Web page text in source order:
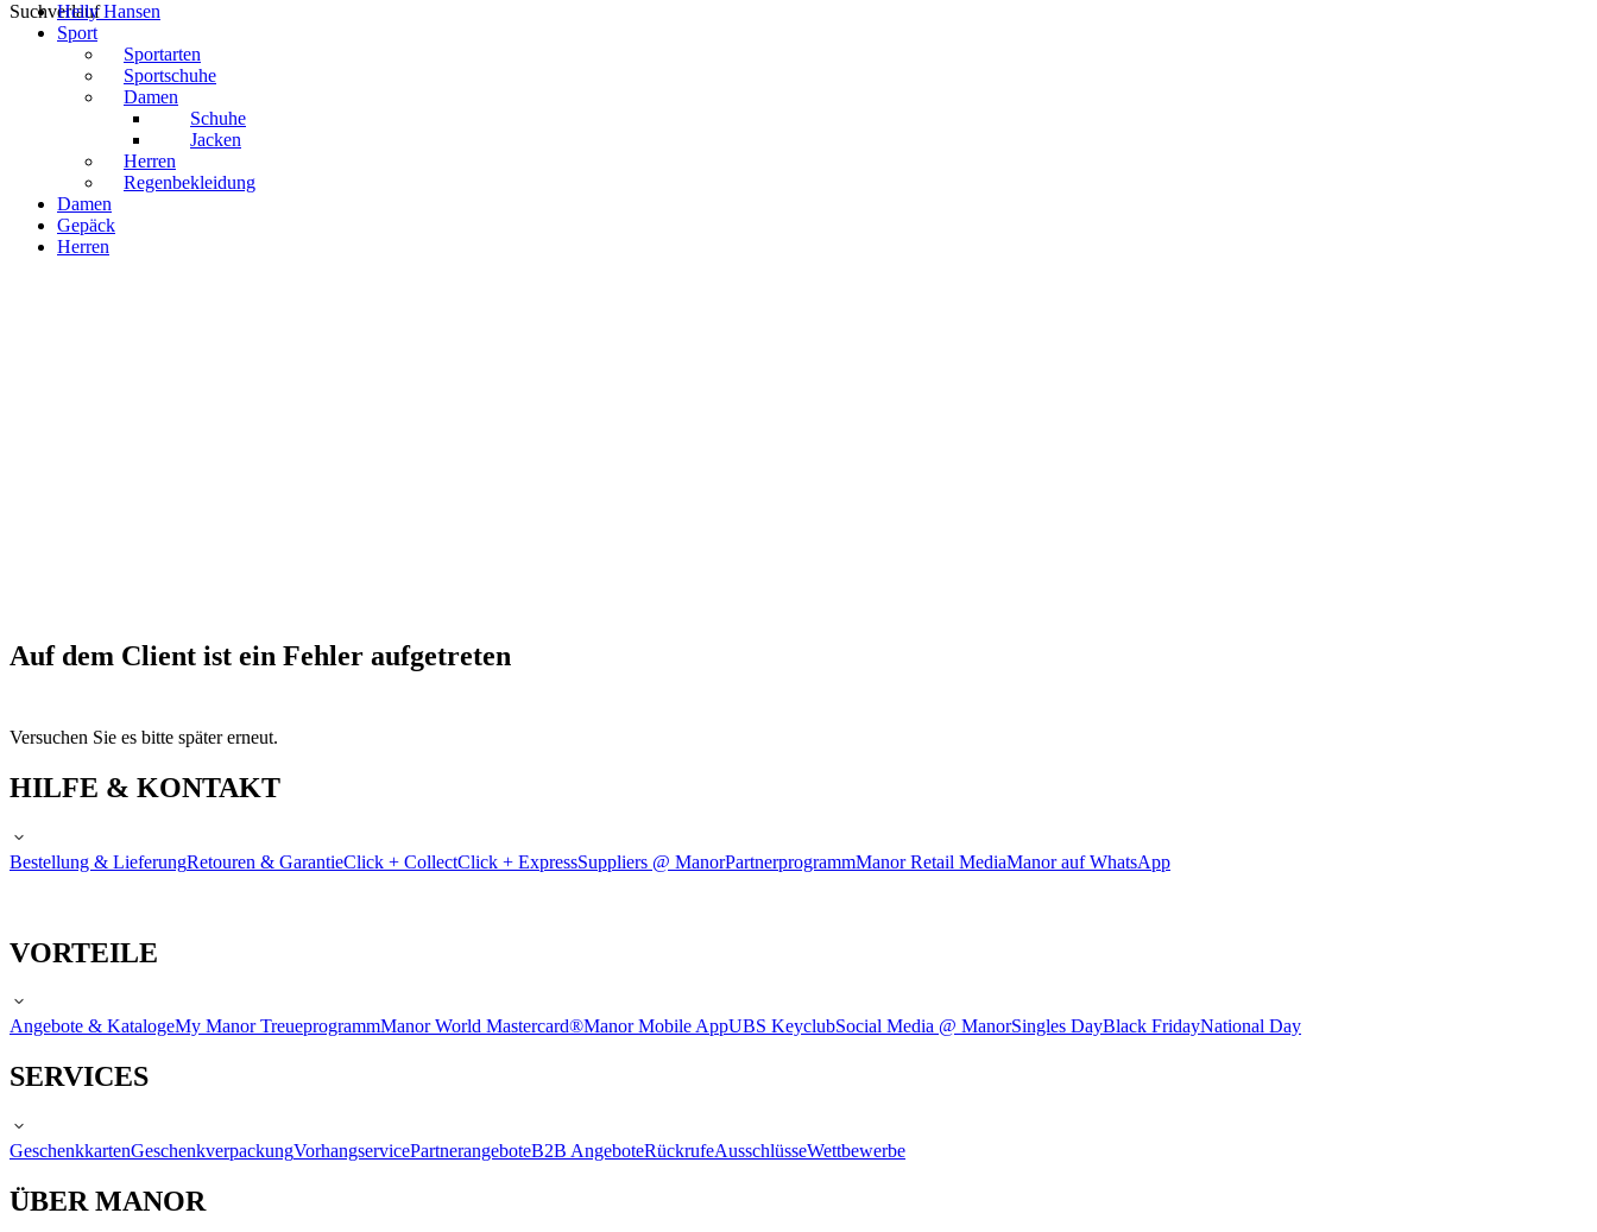
SuchverlaufHelly Hansen
Sport
Sportarten
Sportschuhe
Damen
Schuhe
Jacken
Herren
Regenbekleidung
Damen
Gepäck
Herren
Auf dem Client ist ein Fehler aufgetreten
Versuchen Sie es bitte später erneut.
HILFE & KONTAKT
Bestellung & LieferungRetouren & GarantieClick + CollectClick + ExpressSuppliers @ ManorPartnerprogrammManor Retail MediaManor auf WhatsApp
VORTEILE
Angebote & KatalogeMy Manor TreueprogrammManor World Mastercard®Manor Mobile AppUBS KeyclubSocial Media @ ManorSingles DayBlack FridayNational Day
SERVICES
GeschenkkartenGeschenkverpackungVorhangservicePartnerangeboteB2B AngeboteRückrufeAusschlüsseWettbewerbe
ÜBER MANOR